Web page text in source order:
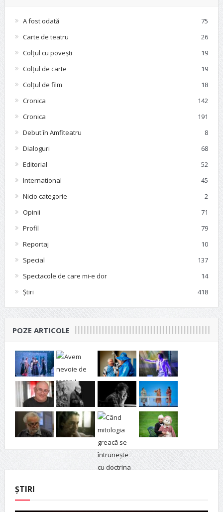
A fost odată
75
Carte de teatru
26
Colțul cu povești
19
Colțul de carte
19
Colțul de film
18
Cronica
142
Cronica
191
Debut în Amfiteatru
8
Dialoguri
68
Editorial
52
International
45
Nicio categorie
2
Opinii
71
Profil
79
Reportaj
10
Special
137
Spectacole de care mi-e dor
14
Știri
418
POZE ARTICOLE
ȘTIRI